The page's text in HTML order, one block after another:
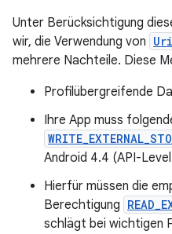
Unter Berücksichtigung
wir, die Verwendung von
mehrere Nachteile. Diese
Profilübergreifende
Ihre App muss
Android 4.4 (API-
Hierfür müssen die
Berechtigung
schlägt bei wichtigen